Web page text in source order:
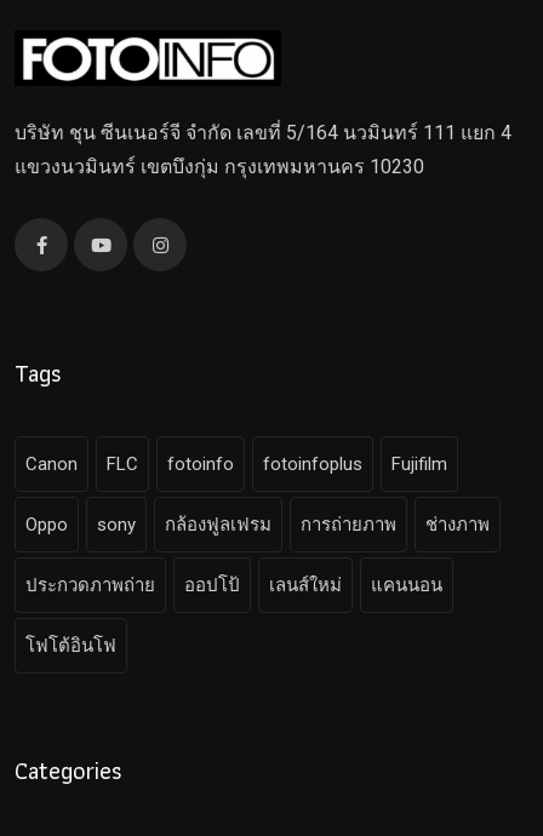
บริษัท ชุน ซีนเนอร์จี จำกัด เลขที่ 5/164 นวมินทร์ 111 แยก 4
แขวงนวมินทร์ เขตบึงกุ่ม กรุงเทพมหานคร 10230
Tags
Canon FLC fotoinfo fotoinfoplus Fujifilm
Oppo sony กล้องฟูลเฟรม การถ่ายภาพ ช่างภาพ
ประกวดภาพถ่าย ออปโป้ เลนส์ใหม่ แคนนอน
โฟโต้อินโฟ
Categories